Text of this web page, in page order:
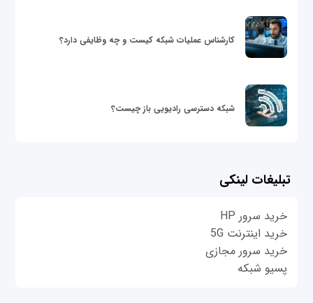
کارشناس عملیات شبکه کیست و چه وظایفی دارد؟
شبکه دسترسی رادیویی باز چیست؟
تبلیغات لینکی
خرید سرور HP
خرید اینترنت 5G
خرید سرور مجازی
پسیو شبکه